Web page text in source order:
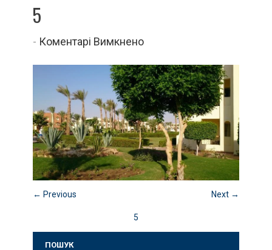
5
- Коментарі Вимкненодо
5
← Previous Next →
5
ПОШУК